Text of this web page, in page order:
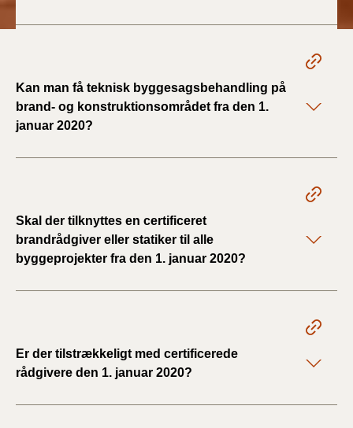
BR15 (2015-2018)
2010)
Kan man få teknisk byggesagsbehandling på
brand- og konstruktionsområdet fra den 1.
januar 2020?
Skal der tilknyttes en certificeret
brandrådgiver eller statiker til alle
byggeprojekter fra den 1. januar 2020?
Er der tilstrækkeligt med certificerede
rådgivere den 1. januar 2020?